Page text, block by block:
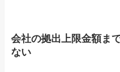
会社の拠出上限金額ま
ない